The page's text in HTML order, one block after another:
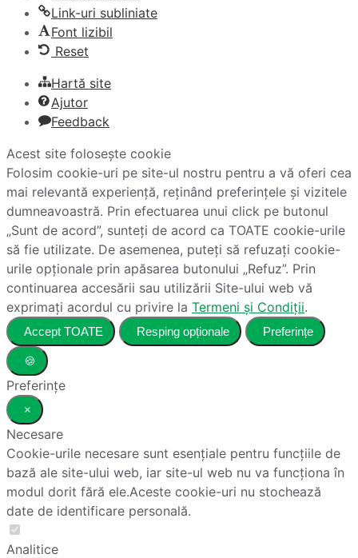
Link-uri subliniate
Font lizibil
Reset
Hartă site
Ajutor
Feedback
Acest site folosește cookie
Folosim cookie-uri pe site-ul nostru pentru a vă oferi cea
mai relevantă experiență, reținând preferințele și vizitele
dumneavoastră. Prin efectuarea unui click pe butonul
„Sunt de acord”, sunteți de acord ca TOATE cookie-urile
să fie utilizate. De asemenea, puteți să refuzați cookie-
urile opționale prin apăsarea butonului „Refuz”. Prin
continuarea accesării sau utilizării Site-ului web vă
exprimați acordul cu privire la Termeni și Condiții.
Accept TOATE Resping opționale Preferințe
🍪
Preferințe
×
Necesare
Cookie-urile necesare sunt esențiale pentru funcțiile de
bază ale site-ului web, iar site-ul web nu va funcționa în
modul dorit fără ele.Aceste cookie-uri nu stochează
date de identificare personală.
Analitice